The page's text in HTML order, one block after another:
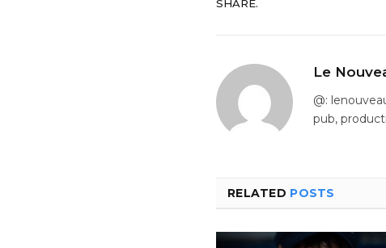
SHARE.
Le
@:
pub,
RELATED POSTS